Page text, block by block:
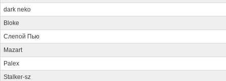
dark neko
Bloke
Слепой Пью
Mazart
Palex
Stalker-sz